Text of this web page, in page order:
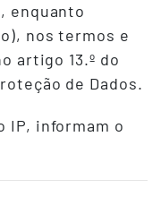
enquanto
nos termos e
artigo 13.º do
de Dados.
IP, informam o